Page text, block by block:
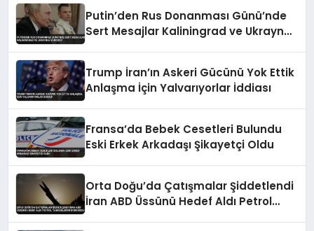
Putin’den Rus Donanması Günü’nde
Sert Mesajlar Kaliningrad ve Ukrayna
Trump İran’ın Askeri Gücünü Yok Ettik
Anlaşma İçin Yalvarıyorlar İddiası
Fransa’da Bebek Cesetleri Bulundu
Eski Erkek Arkadaşı Şikayetçi Oldu
Orta Doğu’da Çatışmalar Şiddetlendi
İran ABD Üssünü Hedef Aldı Petrol